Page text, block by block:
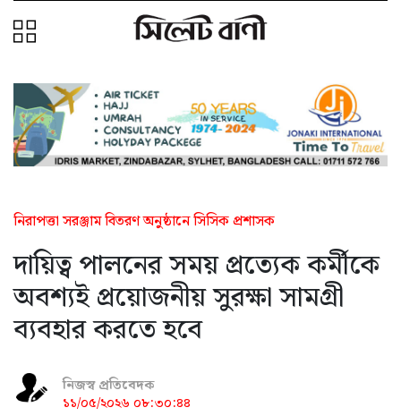
নিরাপত্তা সরঞ্জাম বিতরণ অনুষ্ঠানে সিসিক প্রশাসক
দায়িত্ব পালনের সময় প্রত্যেক কর্মীকে
অবশ্যই প্রয়োজনীয় সুরক্ষা সামগ্রী
ব্যবহার করতে হবে
নিজস্ব প্রতিবেদক
১১/০৫/২০২৬ ০৮:৩০:৪৪